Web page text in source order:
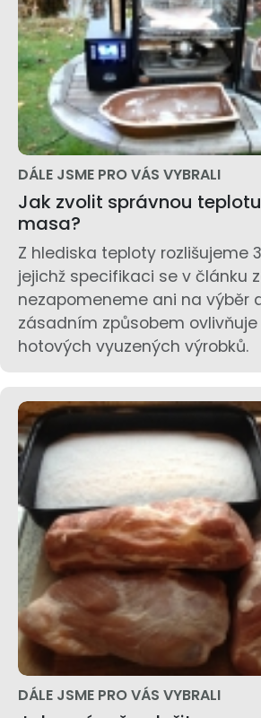
DÁLE JSME PRO VÁS VYBRALI
Jak zvolit správnou
masa?
Z hlediska teploty rozlišujeme
jejichž specifikaci se v článku
nezapomeneme ani na výběr
zásadním způsobem
hotových vyuzených výrobků.
DÁLE JSME PRO VÁS VYBRALI